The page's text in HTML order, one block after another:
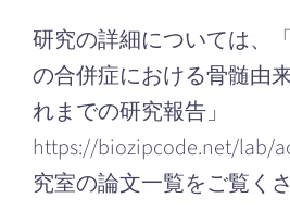
研究の詳細については、
の合併症における骨髄由
れまでの研究報告」
https://biozipcode.net/lab/
究室の論文一覧をご覧くさ